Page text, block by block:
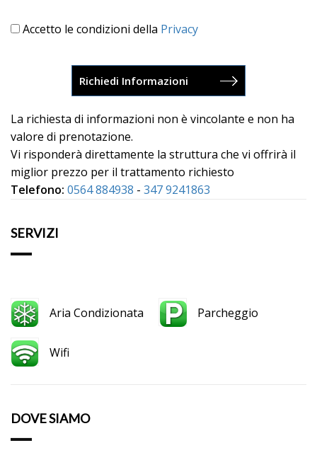
Accetto le condizioni della Privacy
La richiesta di informazioni non è vincolante e non ha
valore di prenotazione.
Vi risponderà direttamente la struttura che vi offrirà il
miglior prezzo per il trattamento richiesto
Telefono: 0564 884938 - 347 9241863
SERVIZI
Aria Condizionata Parcheggio
Wifi
DOVE SIAMO